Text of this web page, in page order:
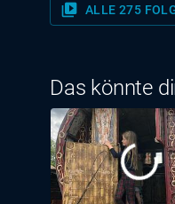
video_library ALLE 275
Das könnte